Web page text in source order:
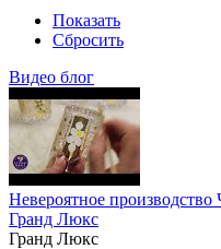
Показать
Сбросить
Видео блог
Невероятное производство
Гранд Люкс
Гранд Люкс